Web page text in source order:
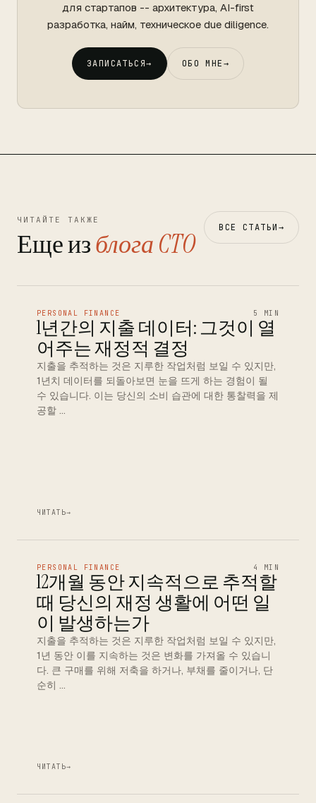
для стартапов -- архитектура, AI-first
разработка, найм, техническое due diligence.
ЗАПИСАТЬСЯ→ ОБО МНЕ→
ЧИТАЙТЕ ТАКЖЕ
Еще изблога CTO ВСЕ СТАТЬИ→
PERSONAL FINANCE 5 MIN
1년간의 지출 데이터: 그것이 열
어주는 재정적 결정
지출을 추적하는 것은 지루한 작업처럼 보일 수 있지만,
1년치 데이터를 되돌아보면 눈을 뜨게 하는 경험이 될
수 있습니다. 이는 당신의 소비 습관에 대한 통찰력을 제
공할 …
ЧИТАТЬ→
PERSONAL FINANCE 4 MIN
12개월 동안 지속적으로 추적할
때 당신의 재정 생활에 어떤 일
이 발생하는가
지출을 추적하는 것은 지루한 작업처럼 보일 수 있지만,
1년 동안 이를 지속하는 것은 변화를 가져올 수 있습니
다. 큰 구매를 위해 저축을 하거나, 부채를 줄이거나, 단
순히 …
ЧИТАТЬ→